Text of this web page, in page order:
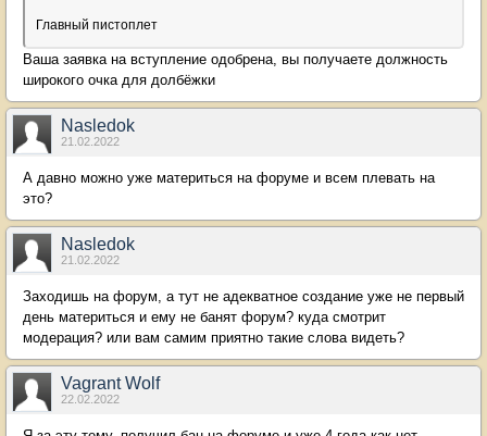
Главный пистоплет
Ваша заявка на вступление одобрена, вы получаете должность
широкого очка для долбёжки
Nasledok
21.02.2022
А давно можно уже материться на форуме и всем плевать на
это?
Nasledok
21.02.2022
Заходишь на форум, а тут не адекватное создание уже не первый
день материться и ему не банят форум? куда смотрит
модерация? или вам самим приятно такие слова видеть?
Vagrant Wolf
22.02.2022